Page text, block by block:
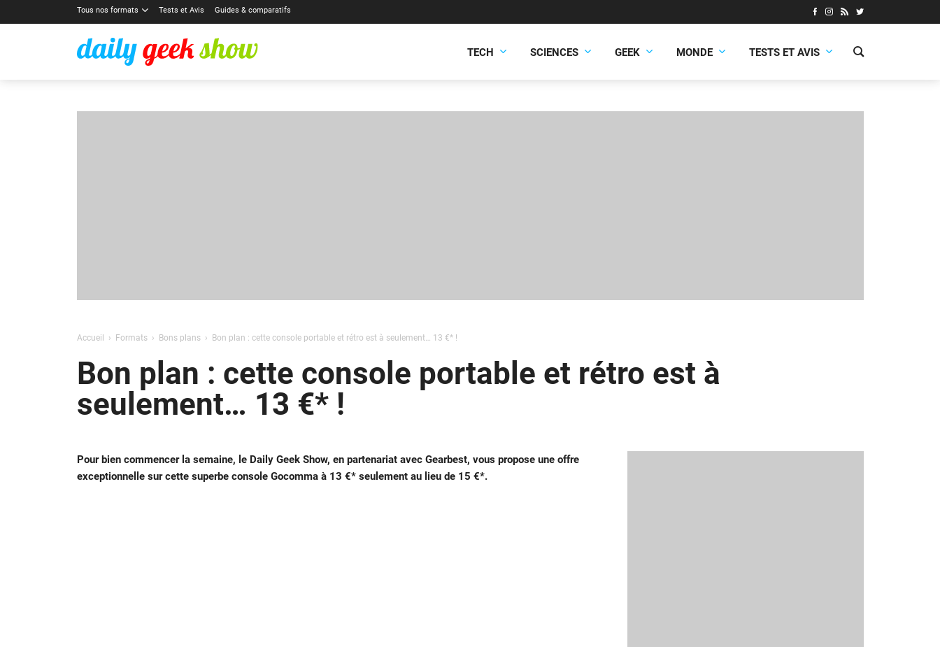
Tous nos formats Tests et Avis Guides & comparatifs
TECH SCIENCES GEEK MONDE TESTS ET AVIS
Accueil Formats Bons plans Bon plan : cette console portable et rétro est à seulement… 13 €* !
Bon plan : cette console portable et rétro est à
seulement… 13 €* !
Pour bien commencer la semaine, le Daily Geek Show, en partenariat avec Gearbest, vous propose une offre
exceptionnelle sur cette superbe console Gocomma à 13 €* seulement au lieu de 15 €*.